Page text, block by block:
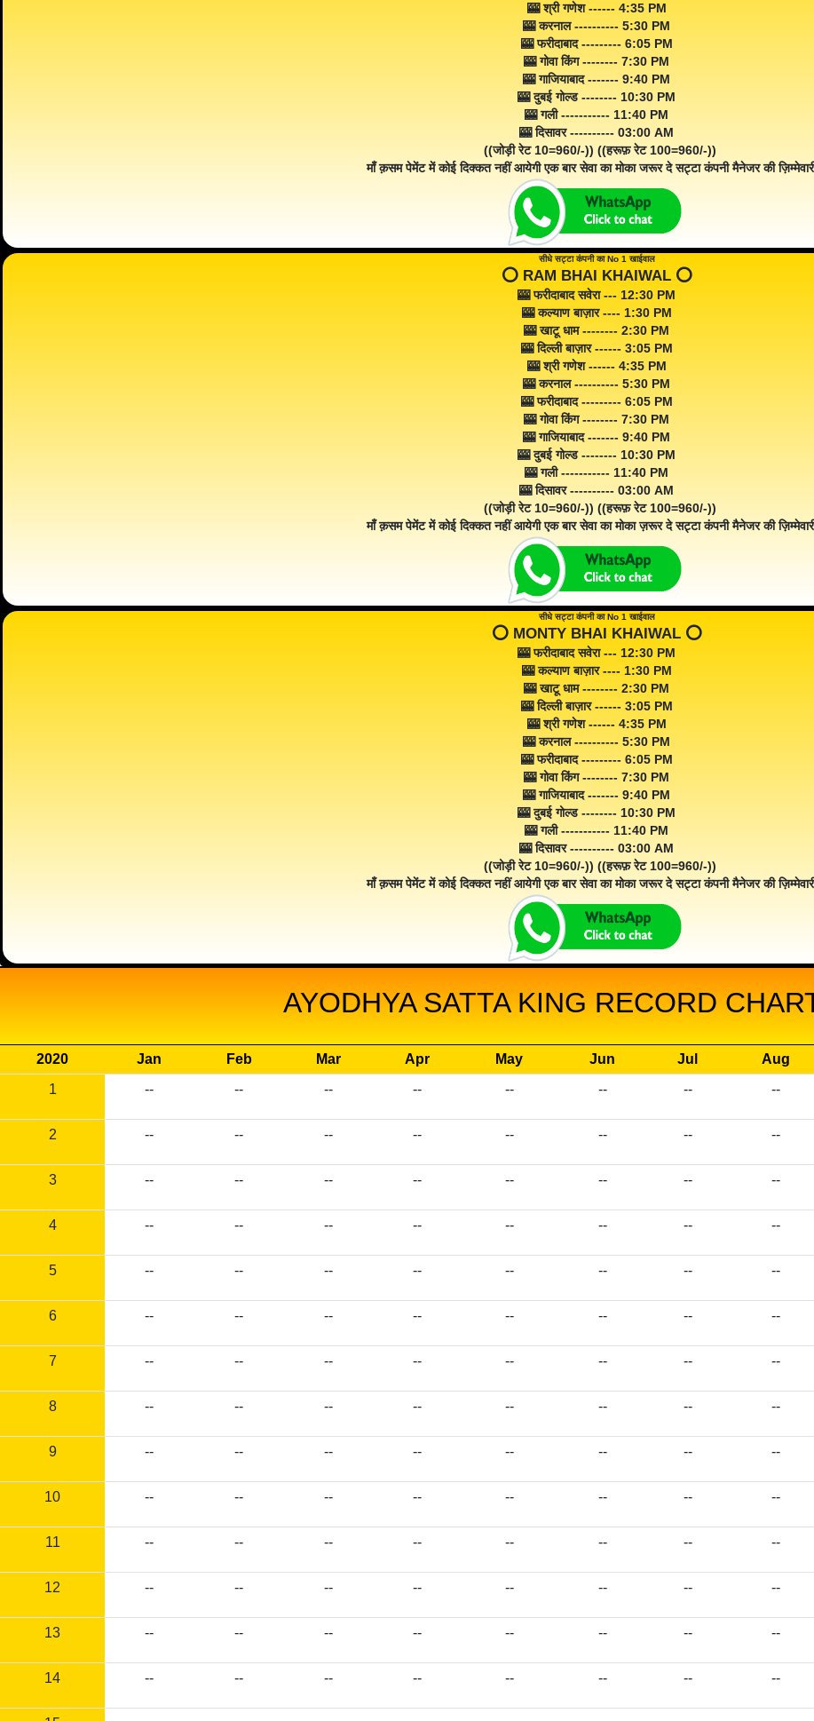
🎰 श्री गणेश ------ 4:35 PM
🎰 करनाल ---------- 5:30 PM
🎰 फरीदाबाद --------- 6:05 PM
🎰 गोवा किंग -------- 7:30 PM
🎰 गाजियाबाद ------- 9:40 PM
🎰 दुबई गोल्ड -------- 10:30 PM
🎰 गली ----------- 11:40 PM
🎰 दिसावर ---------- 03:00 AM
((जोड़ी रेट 10=960/-)) ((हरूफ़ रेट 100=960/-))
माँ क़सम पेमेंट में कोई दिक्कत नहीं आयेगी एक बार सेवा का मोका जरूर दे सट्टा कंपनी मैनेजर की
सीधे सट्टा कंपनी का No 1 खाईवाल
⭕️ RAM BHAI KHAIWAL ⭕️
🎰 फरीदाबाद सवेरा --- 12:30 PM
🎰 कल्याण बाज़ार ---- 1:30 PM
🎰 खाटू धाम -------- 2:30 PM
🎰 दिल्ली बाज़ार ------ 3:05 PM
🎰 श्री गणेश ------ 4:35 PM
🎰 करनाल ---------- 5:30 PM
🎰 फरीदाबाद --------- 6:05 PM
🎰 गोवा किंग -------- 7:30 PM
🎰 गाजियाबाद ------- 9:40 PM
🎰 दुबई गोल्ड -------- 10:30 PM
🎰 गली ----------- 11:40 PM
🎰 दिसावर ---------- 03:00 AM
((जोड़ी रेट 10=960/-)) ((हरूफ़ रेट 100=960/-))
माँ क़सम पेमेंट में कोई दिक्कत नहीं आयेगी एक बार सेवा का मोका ज़रूर दे सट्टा कंपनी मैनेजर की
सीधे सट्टा कंपनी का No 1 खाईवाल
⭕️ MONTY BHAI KHAIWAL ⭕️
🎰 फरीदाबाद सवेरा --- 12:30 PM
🎰 कल्याण बाज़ार ---- 1:30 PM
🎰 खाटू धाम -------- 2:30 PM
🎰 दिल्ली बाज़ार ------ 3:05 PM
🎰 श्री गणेश ------ 4:35 PM
🎰 करनाल ---------- 5:30 PM
🎰 फरीदाबाद --------- 6:05 PM
🎰 गोवा किंग -------- 7:30 PM
🎰 गाजियाबाद ------- 9:40 PM
🎰 दुबई गोल्ड -------- 10:30 PM
🎰 गली ----------- 11:40 PM
🎰 दिसावर ---------- 03:00 AM
((जोड़ी रेट 10=960/-)) ((हरूफ़ रेट 100=960/-))
माँ क़सम पेमेंट में कोई दिक्कत नहीं आयेगी एक बार सेवा का मोका जरूर दे सट्टा कंपनी मैनेजर की
AYODHYA SATTA KING RECORD
2020 Jan Feb Mar Apr May Jun Jul Aug
1
-- -- -- -- -- -- -- --
2 -- -- -- -- -- -- -- --
3 -- -- -- -- -- -- -- --
4 -- -- -- -- -- -- -- --
5 -- -- -- -- -- -- -- --
6 -- -- -- -- -- -- -- --
7 -- -- -- -- -- -- -- --
8 -- -- -- -- -- -- -- --
9 -- -- -- -- -- -- -- --
10 -- -- -- -- -- -- -- --
11 -- -- -- -- -- -- -- --
12 -- -- -- -- -- -- -- --
13 -- -- -- -- -- -- -- --
14 -- -- -- -- -- -- -- --